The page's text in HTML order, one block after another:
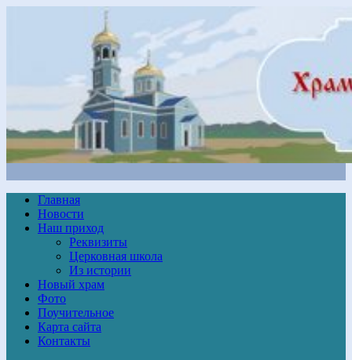
Главная
Новости
Наш приход
Реквизиты
Церковная школа
Из истории
Новый храм
Фото
Поучительное
Карта сайта
Контакты